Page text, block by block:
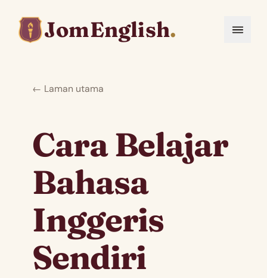
JomEnglish.
← Laman utama
Cara Belajar
Bahasa
Inggeris
Sendiri